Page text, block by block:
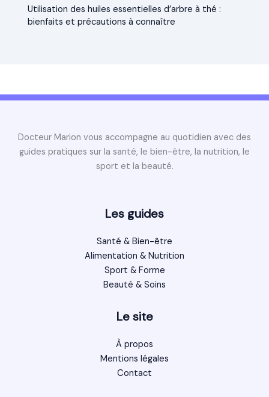
Utilisation des huiles essentielles d’arbre à thé :
bienfaits et précautions à connaître
Docteur Marion vous accompagne au quotidien avec des
guides pratiques sur la santé, le bien-être, la nutrition, le
sport et la beauté.
Les guides
Santé & Bien-être
Alimentation & Nutrition
Sport & Forme
Beauté & Soins
Le site
À propos
Mentions légales
Contact